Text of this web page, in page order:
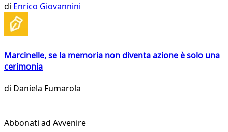
di Enrico Giovannini
Marcinelle, se la memoria non diventa azione è solo una
cerimonia
di Daniela Fumarola
Abbonati ad Avvenire